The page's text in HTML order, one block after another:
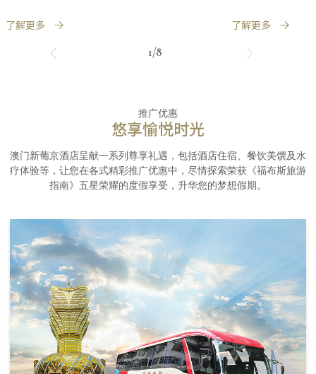
了解更多 了解更多
1/8
推广优惠
悠享愉悦时光
澳门新葡京酒店呈献一系列尊享礼遇，包括酒店住宿、餐饮美馔及水
疗体验等，让您在各式精彩推广优惠中，尽情探索荣获《福布斯旅游
指南》五星荣耀的度假享受，升华您的梦想假期。